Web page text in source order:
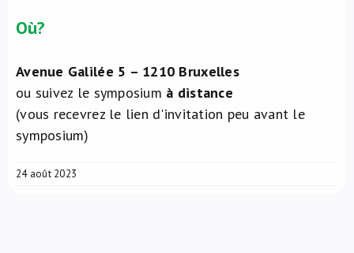
Où?
Avenue Galilée 5 – 1210 Bruxelles
ou suivez le symposium à distance
(vous recevrez le lien d'invitation peu avant le
symposium)
24 août 2023